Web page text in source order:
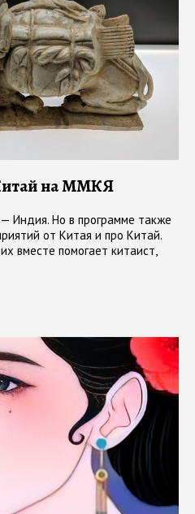
на ММКЯ
Индия. Но в программе также
от Китая и про Китай.
вместе помогает китаист,